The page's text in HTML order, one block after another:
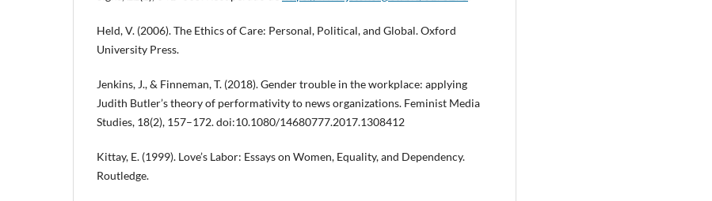
Held, V. (2006). The Ethics of Care: Personal, Political, and Global. Oxford
University Press.
Jenkins, J., & Finneman, T. (2018). Gender trouble in the workplace: applying
Judith Butler’s theory of performativity to news organizations. Feminist Media
Studies, 18(2), 157–172. doi:10.1080/14680777.2017.1308412
Kittay, E. (1999). Love’s Labor: Essays on Women, Equality, and Dependency.
Routledge.